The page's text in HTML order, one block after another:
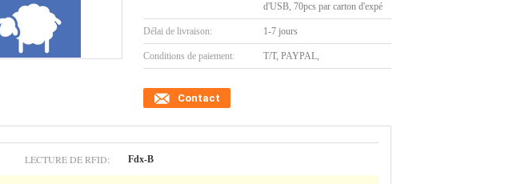
d'USB, 70pcs par carton d'expé
Délai de livraison: 1-7 jours
Conditions de paiement: T/T, PAYPAL,
Contact
LECTURE DE RFID: Fdx-B